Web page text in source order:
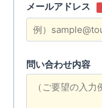
メールアドレス
問い合わせ内容